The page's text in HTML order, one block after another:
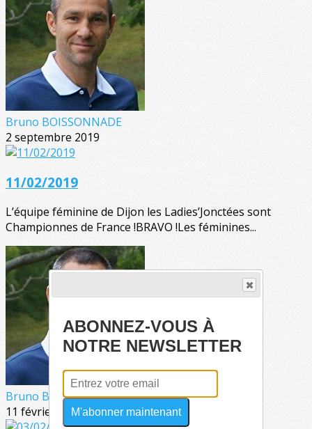
Bruno BOISSONNADE
2 septembre 2019
11/02/2019
L’équipe féminine de Dijon les Ladies’Jonctées sont
Championnes de France !BRAVO !Les féminines...
Bruno BOISSONNADE
11 février 2019
ABONNEZ-VOUS À
NOTRE NEWSLETTER
M'abonner maintenant